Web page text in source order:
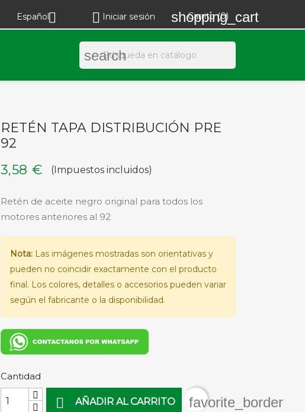
Español  Iniciar sesión shopping_cart
Carrito (0)
search
RETÉN TAPA DISTRIBUCIÓN PRE
92
3,58 €
(Impuestos incluidos)
Retén de aceite negro original para todos los
motores anteriores al 92
Nota:Las imágenes mostradas son orientativas y
pueden no coincidir exactamente con el producto
final. Los colores, detalles o accesorios pueden variar
según el fabricante o la disponibilidad.
Cantidad
 AÑADIR AL CARRITO favorite_border